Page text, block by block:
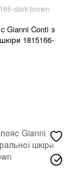
dark brown
Gianni Conti з
1815166-